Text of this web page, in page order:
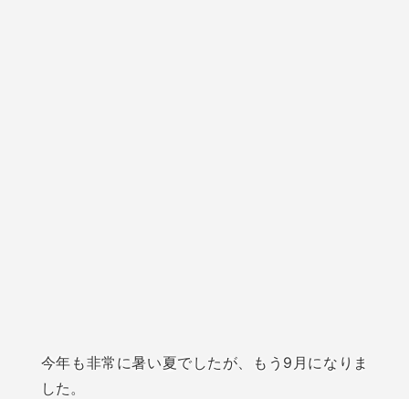
今年も非常に暑い夏でしたが、もう9月になりま
した。